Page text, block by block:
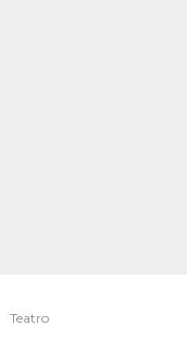
Teatro